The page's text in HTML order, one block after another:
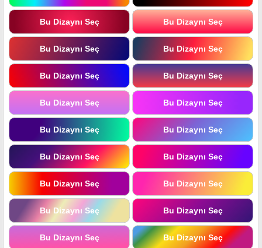
Bu Dizaynı Seç Bu Dizaynı Seç
Bu Dizaynı Seç Bu Dizaynı Seç
Bu Dizaynı Seç Bu Dizaynı Seç
Bu Dizaynı Seç Bu Dizaynı Seç
Bu Dizaynı Seç Bu Dizaynı Seç
Bu Dizaynı Seç Bu Dizaynı Seç
Bu Dizaynı Seç Bu Dizaynı Seç
Bu Dizaynı Seç Bu Dizaynı Seç
Bu Dizaynı Seç Bu Dizaynı Seç